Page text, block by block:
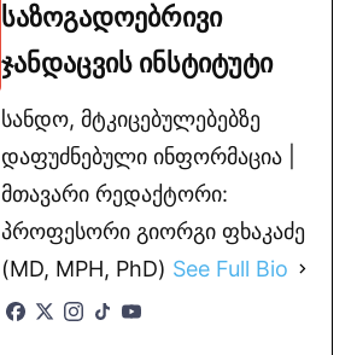
საზოგადოებრივი
ჯანდაცვის ინსტიტუტი
სანდო, მტკიცებულებებზე
დაფუძნებული ინფორმაცია |
მთავარი რედაქტორი:
პროფესორი გიორგი ფხაკაძე
(MD, MPH, PhD) See Full Bio